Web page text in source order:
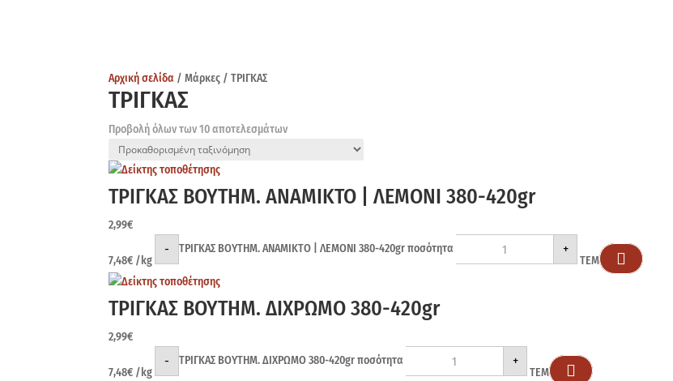
Αρχική σελίδα / Μάρκες / ΤΡΙΓΚΑΣ
ΤΡΙΓΚΑΣ
Προβολή όλων των 10 αποτελεσμάτων
ΤΡΙΓΚΑΣ ΒΟΥΤΗΜ. ΑΝΑΜΙΚΤΟ | ΛΕΜΟΝΙ 380-420gr
2,99€
7,48€ /kg
- ΤΡΙΓΚΑΣ ΒΟΥΤΗΜ. ΑΝΑΜΙΚΤΟ | ΛΕΜΟΝΙ 380-420gr ποσότητα +
ΤΕΜ 
ΤΡΙΓΚΑΣ ΒΟΥΤΗΜ. ΔΙΧΡΩΜΟ 380-420gr
2,99€
7,48€ /kg
- ΤΡΙΓΚΑΣ ΒΟΥΤΗΜ. ΔΙΧΡΩΜΟ 380-420gr ποσότητα +
ΤΕΜ 